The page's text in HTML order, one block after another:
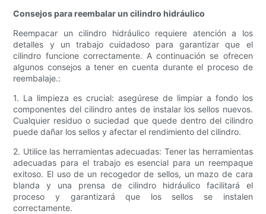
Consejos para reembalar un cilindro hidráulico
Reempacar un cilindro hidráulico requiere atención a los
detalles y un trabajo cuidadoso para garantizar que el
cilindro funcione correctamente. A continuación se ofrecen
algunos consejos a tener en cuenta durante el proceso de
reembalaje.:
1. La limpieza es crucial: asegúrese de limpiar a fondo los
componentes del cilindro antes de instalar los sellos nuevos.
Cualquier residuo o suciedad que quede dentro del cilindro
puede dañar los sellos y afectar el rendimiento del cilindro.
2. Utilice las herramientas adecuadas: Tener las herramientas
adecuadas para el trabajo es esencial para un reempaque
exitoso. El uso de un recogedor de sellos, un mazo de cara
blanda y una prensa de cilindro hidráulico facilitará el
proceso y garantizará que los sellos se instalen
correctamente.